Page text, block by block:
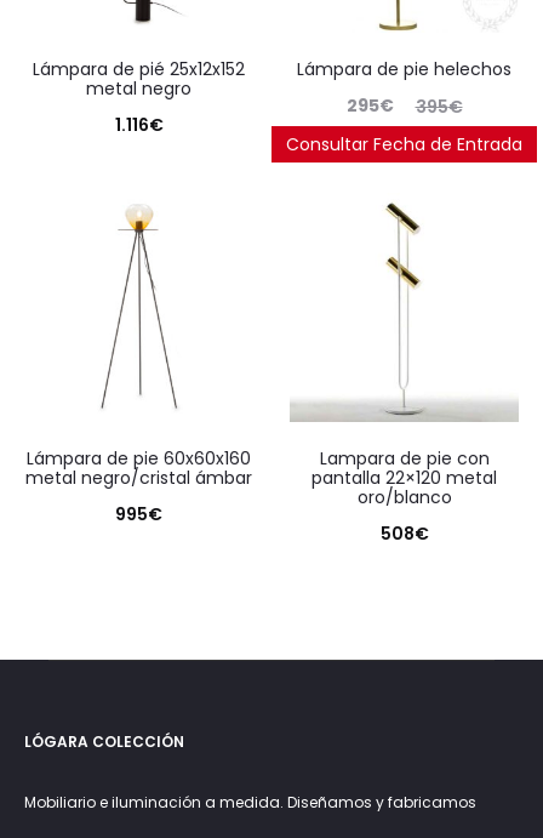
lámpara de pié 25x12x152
metal negro
1.116€
lámpara de pie helechos
395€
El
precio
era:
395€.
295€
precioAhorras:83€ (25.3%)
Consultar Fecha de Entrada
lámpara de pie 60x60x160
metal negro/cristal ámbar
995€
lampara de pie con
pantalla 22×120 metal
oro/blanco
508€
LÓGARA COLECCIÓN
Mobiliario e iluminación a medida. Diseñamos y fabricamos